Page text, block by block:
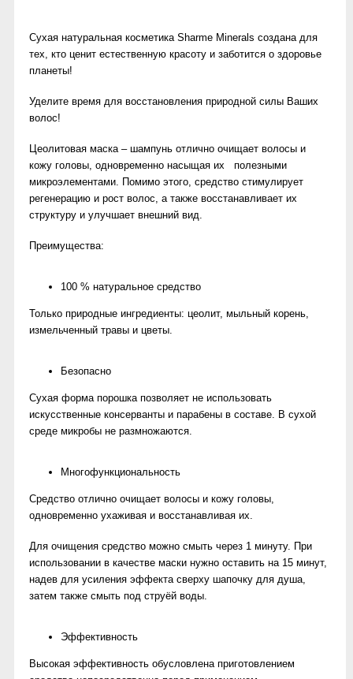
Сухая натуральная косметика Sharme Minerals создана для
тех, кто ценит естественную красоту и заботится о здоровье
планеты!
Уделите время для восстановления природной силы Ваших
волос!
Цеолитовая маска – шампунь отлично очищает волосы и
кожу головы, одновременно насыщая их полезными
микроэлементами. Помимо этого, средство стимулирует
регенерацию и рост волос, а также восстанавливает их
структуру и улучшает внешний вид.
Преимущества:
100 % натуральное средство
Только природные ингредиенты: цеолит, мыльный корень,
измельченный травы и цветы.
Безопасно
Сухая форма порошка позволяет не использовать
искусственные консерванты и парабены в составе. В сухой
среде микробы не размножаются.
Многофункциональность
Средство отлично очищает волосы и кожу головы,
одновременно ухаживая и восстанавливая их.
Для очищения средство можно смыть через 1 минуту. При
использовании в качестве маски нужно оставить на 15 минут,
надев для усиления эффекта сверху шапочку для душа,
затем также смыть под струёй воды.
Эффективность
Высокая эффективность обусловлена приготовлением